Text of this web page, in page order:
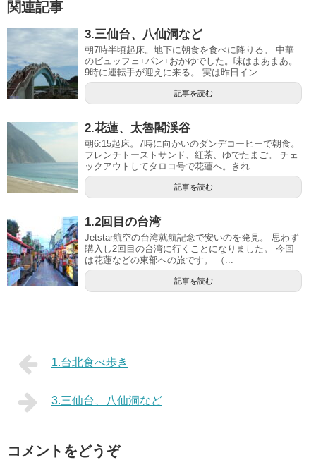
関連記事
3.三仙台、八仙洞など
朝7時半頃起床。地下に朝食を食べに降りる。 中華
のビュッフェ+パン+おかゆでした。味はまあまあ。
9時に運転手が迎えに来る。 実は昨日イン...
記事を読む
2.花蓮、太魯閣渓谷
朝6:15起床。7時に向かいのダンデコーヒーで朝食。
フレンチトーストサンド、紅茶、ゆでたまご。 チェ
ックアウトしてタロコ号で花蓮へ。きれ...
記事を読む
1.2回目の台湾
Jetstar航空の台湾就航記念で安いのを発見。 思わず
購入し2回目の台湾に行くことになりました。 今回
は花蓮などの東部への旅です。 （...
記事を読む
1.台北食べ歩き
3.三仙台、八仙洞など
コメントをどうぞ